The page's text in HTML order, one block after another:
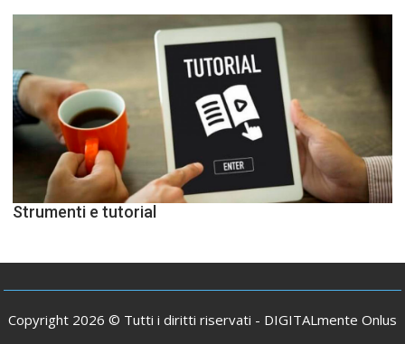
Strumenti e tutorial
Copyright 2026 © Tutti i diritti riservati - DIGITALmente Onlus